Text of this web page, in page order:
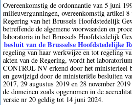
Overeenkomstig de ordonnantie van 5 juni
milieuvergunningen, overeenkomstig artikel
Regering van het Brussels Hoofdstedelijk
betreffende de algemene voorwaarden en
laboratoria in het Brussels Hoofdstedelijk
besluit van de Brusselse Hoofdstedelijke
regeling van haar werkwijze en tot regeling
akten van de Regering, wordt het
CONTROL NV erkend door het ministerieel
en gewijzigd door de ministeriële besluiten
2017, 29 augustus 2019 en 28 november
de domeinen zoals opgenomen in de
versie nr 20 geldig tot 14 juni 2024.